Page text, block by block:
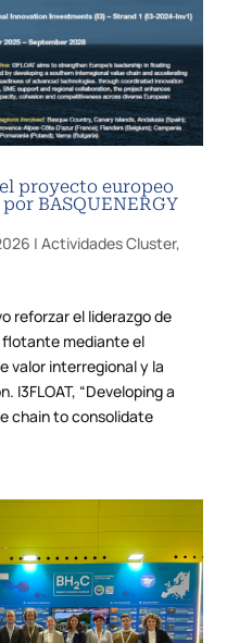
proyecto europeo
BASQUENERGY
| Actividades Cluster,
reforzar el liderazgo de
flotante mediante el
valor interregional y la
I3FLOAT, “Developing a
chain to consolidate